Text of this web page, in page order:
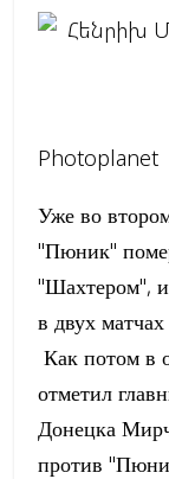
Photoplanet
Уже во
"Пюник"
"Шахтером",
в двух
Как потом в
отметил
Донецка
против